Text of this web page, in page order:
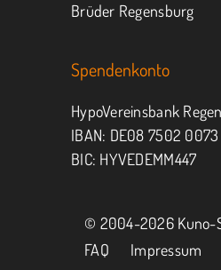
Brüder Regensburg
Spendenkonto
HypoVereinsbank
IBAN: DE08 7502
BIC: HYVEDEMM447
© 2004-2026 Kuno-
FAQ
Impressum